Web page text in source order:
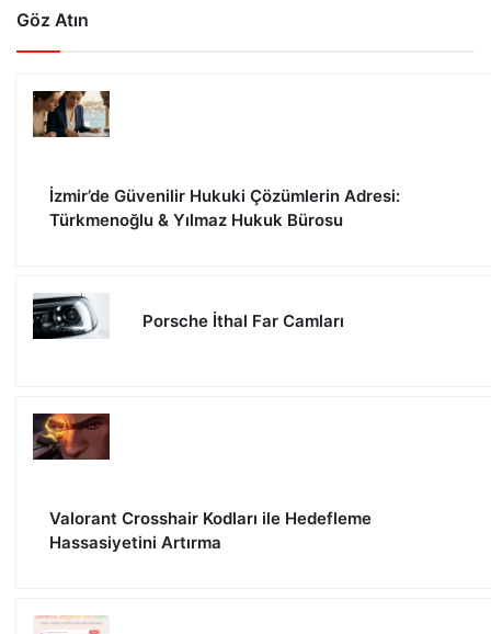
Göz Atın
İzmir’de Güvenilir Hukuki Çözümlerin Adresi:
Türkmenoğlu & Yılmaz Hukuk Bürosu
Porsche İthal Far Camları
Valorant Crosshair Kodları ile Hedefleme
Hassasiyetini Artırma